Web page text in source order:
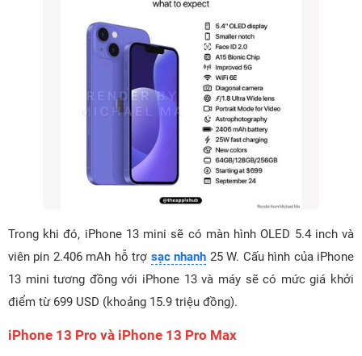
Trong khi đó, iPhone 13 mini sẽ có màn hình OLED 5.4 inch và
viên pin 2.406 mAh hỗ trợ sạc nhanh 25 W. Cấu hình của iPhone
13 mini tương đồng với iPhone 13 và máy sẽ có mức giá khởi
điểm từ 699 USD (khoảng 15.9 triệu đồng).
iPhone 13 Pro và iPhone 13 Pro Max